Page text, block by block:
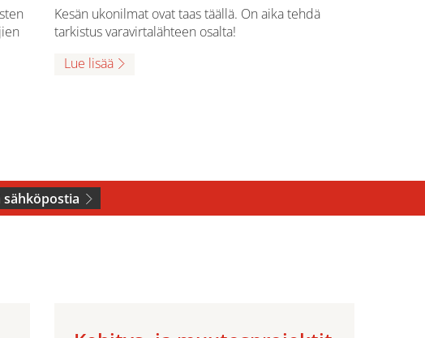
Kesän ukonilmat ovat taas täällä. On aika tehdä
tarkistus varavirtalähteen osalta!
Lue lisää
sähköpostia